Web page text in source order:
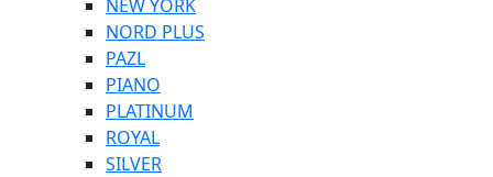
NEW YORK
NORD PLUS
PAZL
PIANO
PLATINUM
ROYAL
SILVER